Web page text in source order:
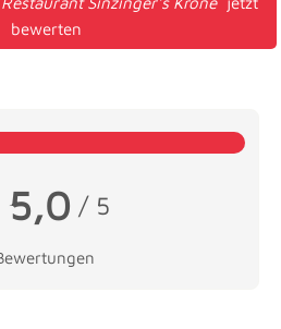
bewerten
5,0 / 5